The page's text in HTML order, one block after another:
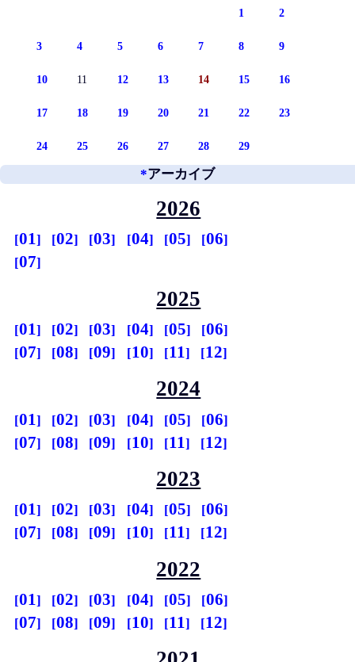
1 2
3 4 5 6 7 8 9
10 11 12 13 14 15 16
17 18 19 20 21 22 23
24 25 26 27 28 29
*アーカイブ
2026
01 02 03 04 05
06
07
2025
01 02 03 04 05
06
07
08 09 10 11 12
2024
01 02 03 04 05
06
07
08 09 10 11 12
2023
01 02 03 04 05
06
07
08 09 10 11 12
2022
01 02 03 04 05
06
07
08 09 10 11 12